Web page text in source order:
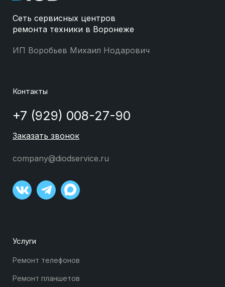
Сеть сервисных центров
ремонта техники в Воронеже
ИП Воробьев Михаил Нодарович
Контакты
+7 (929) 008-27-90
Заказать звонок
company@diodservice.ru
Услуги
Ремонт телефонов
Ремонт планшетов